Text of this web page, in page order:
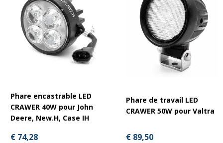
Puissance : 40W
Tension : 10-30V
DIMENSIONS EN MM
Largeur : 103mm
Phare encastrable LED
CRAWER 40W pour John
Deere, New.H, Case IH
€ 74,28
Phare de travail LED
CRAWER 50W pour Valtra
€ 89,50